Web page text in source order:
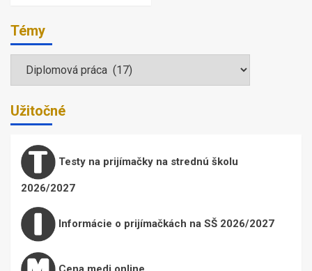
Témy
Témy
Užitočné
Testy na prijímačky na strednú školu
2026/2027
Informácie o prijímačkách na SŠ 2026/2027